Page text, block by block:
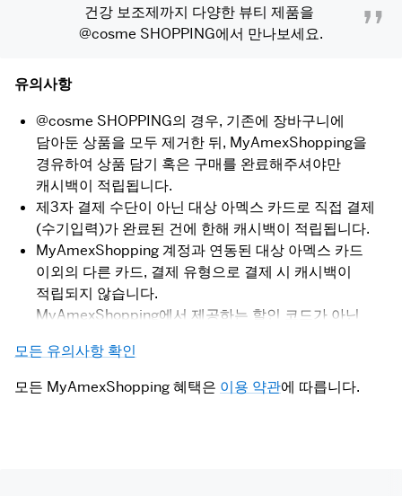
건강 보조제까지 다양한 뷰티 제품을
@cosme SHOPPING에서 만나보세요.
유의사항
@cosme SHOPPING의 경우, 기존에 장바구니에
담아둔 상품을 모두 제거한 뒤, MyAmexShopping을
경유하여 상품 담기 혹은 구매를 완료해주셔야만
캐시백이 적립됩니다.
제3자 결제 수단이 아닌 대상 아멕스 카드로 직접 결제
(수기입력)가 완료된 건에 한해 캐시백이 적립됩니다.
MyAmexShopping 계정과 연동된 대상 아멕스 카드
이외의 다른 카드, 결제 유형으로 결제 시 캐시백이
적립되지 않습니다.
MyAmexShopping에서 제공하는 할인 코드가 아닌
않습니다.
모든 유의사항 확인
모든 MyAmexShopping 혜택은 이용 약관에 따릅니다.